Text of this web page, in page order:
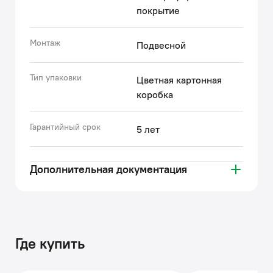
чтобы вы были уверены в надежности и высоком
покрытие
Монтаж Подвесной
Тип упаковки
Цветная картонная
коробка
Гарантийный срок 5 лет
Дополнительная документация
Где купить